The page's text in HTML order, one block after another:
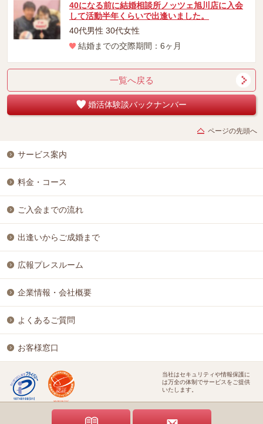
40になる前に結婚相談所ノッツェ旭川店に入会
して活動半年くらいで出逢いました。
40代男性 30代女性
結婚までの交際期間：6ヶ月
一覧へ戻る
婚活体験談バックナンバー
ページの先頭へ
サービス案内
料金・コース
ご入会までの流れ
出逢いからご成婚まで
広報プレスルーム
企業情報・会社概要
よくあるご質問
お客様窓口
当社はセキュリティや情報保護に
は万全の体制でサービスをご提供
いたします。